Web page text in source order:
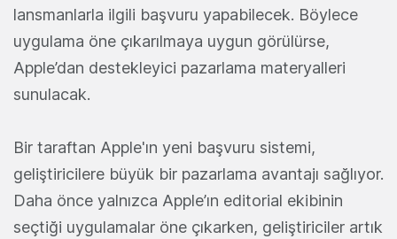
lansmanlarla ilgili başvuru yapabilecek. Böylece
uygulama öne çıkarılmaya uygun görülürse,
Apple’dan destekleyici pazarlama materyalleri
sunulacak.
Bir taraftan Apple'ın yeni başvuru sistemi,
geliştiricilere büyük bir pazarlama avantajı sağlıyor.
Daha önce yalnızca Apple’ın editorial ekibinin
seçtiği uygulamalar öne çıkarken, geliştiriciler artık